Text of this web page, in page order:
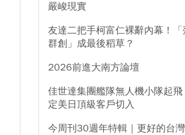
嚴峻現實
友達二把手柯富仁裸辭內幕！「
群創」成最後稻草？
2026前進大南方論壇
佳世達集團艦隊無人機小隊起飛
定美日頂級客戶切入
今周刊30週年特輯｜更好的台